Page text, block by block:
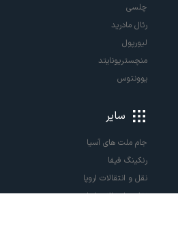
چلسی
رئال مادرید
لیورپول
منچستریونایتد
یوونتوس
سایر
جام ملت های آسیا
رنکینگ فیفا
نقل و انتقالات اروپا
نقل و انتقالات ایران